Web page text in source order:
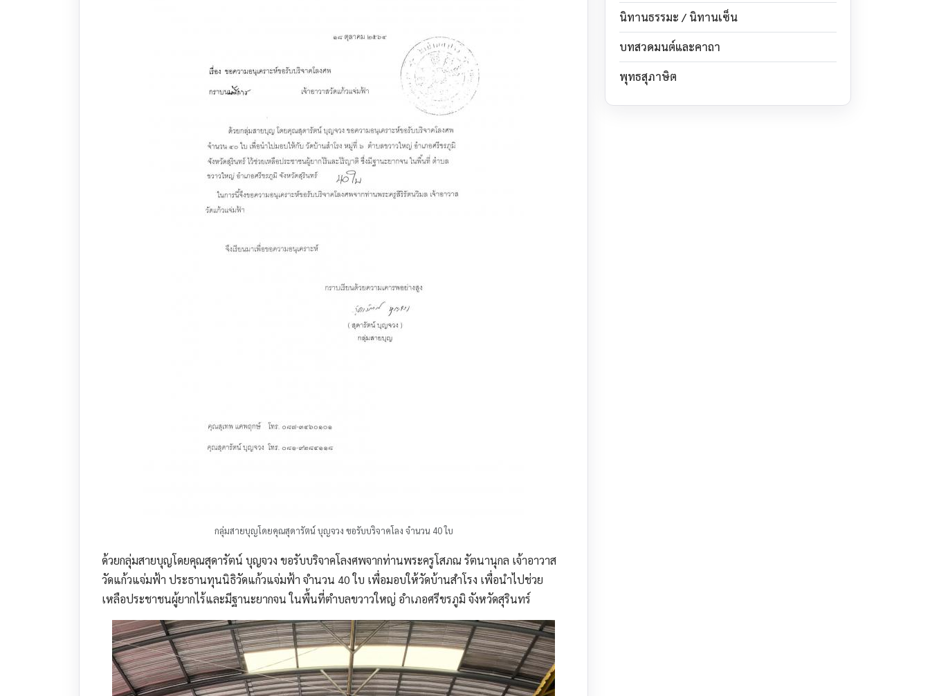
กลุ่มสายบุญโดยคุณสุดารัตน์ บุญจวง ขอรับบริจาคโลง จำนวน 40 ใบ
ด้วยกลุ่มสายบุญโดยคุณสุดารัตน์ บุญจวง ขอรับบริจาคโลงศพจากท่านพระครูโสภณ รัตนานุกล เจ้าอาวาส
วัดแก้วแจ่มฟ้า ประธานทุนนิธิวัดแก้วแจ่มฟ้า จำนวน 40 ใบ เพื่อมอบให้วัดบ้านสำโรง เพื่อนำไปช่วย
เหลือประชาชนผู้ยากไร้และมีฐานะยากจน ในพื้นที่ตำบลขวาวใหญ่ อำเภอศรีขรภูมิ จังหวัดสุรินทร์
นิทานธรรมะ / นิทานเซ็น
บทสวดมนต์และคาถา
พุทธสุภาษิต